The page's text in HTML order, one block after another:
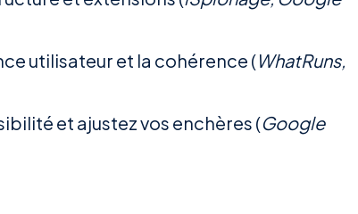
utilisateur et la cohérence (WhatRuns,
et ajustez vos enchères (Google